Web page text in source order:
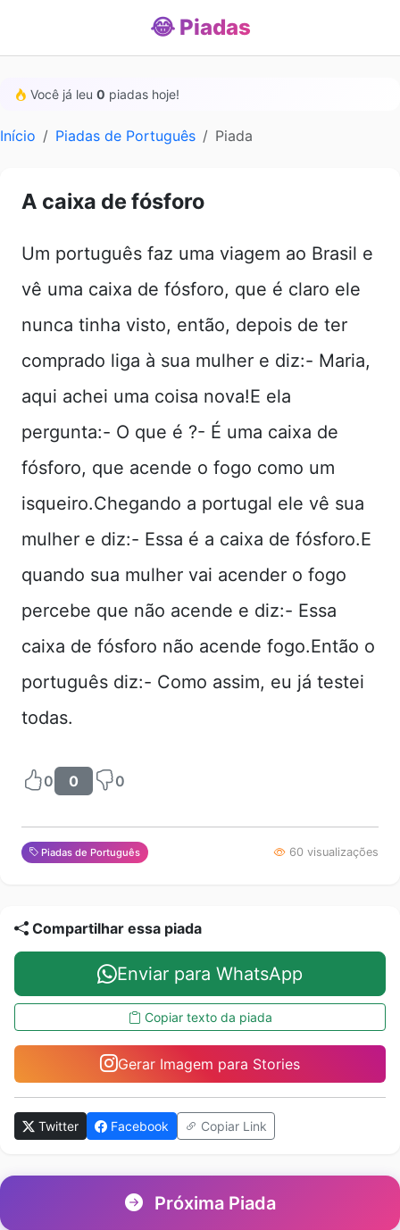
😂 Piadas
Você já leu 0 piadas hoje!
Início Piadas de Português Piada
A caixa de fósforo
Um português faz uma viagem ao Brasil e
vê uma caixa de fósforo, que é claro ele
nunca tinha visto, então, depois de ter
comprado liga à sua mulher e diz:- Maria,
aqui achei uma coisa nova!E ela
pergunta:- O que é ?- É uma caixa de
fósforo, que acende o fogo como um
isqueiro.Chegando a portugal ele vê sua
mulher e diz:- Essa é a caixa de fósforo.E
quando sua mulher vai acender o fogo
percebe que não acende e diz:- Essa
caixa de fósforo não acende fogo.Então o
português diz:- Como assim, eu já testei
todas.
0 0 0
Piadas de Português 60 visualizações
Compartilhar essa piada
Enviar para WhatsApp
Copiar texto da piada
Gerar Imagem para Stories
Twitter Facebook Copiar Link
Próxima Piada